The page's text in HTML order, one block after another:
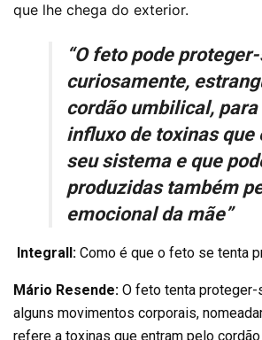
que lhe chega do exterior.
“O feto pode
curiosamente,
cordão umbilical,
influxo de toxinas que
seu sistema e que
produzidas também
emocional da mãe”
Integrall: Como é que o feto se tenta
Mário Resende: O feto tenta
alguns movimentos corporais,
refere a toxinas que entram pelo